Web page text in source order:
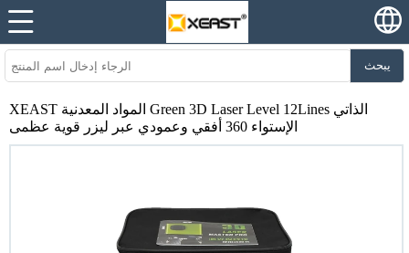
يبحث
XEAST المواد المعدنية Green 3D Laser Level 12Lines الذاتي
الإستواء 360 أفقي وعمودي عبر ليزر قوية عظمى